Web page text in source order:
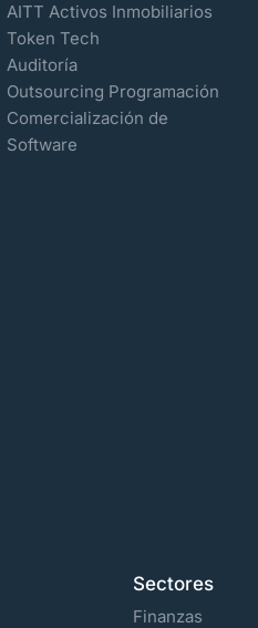
AITT Activos Inmobiliarios
Token Tech
Auditoría
Outsourcing Programación
Comercialización de
Software
Sectores
Finanzas